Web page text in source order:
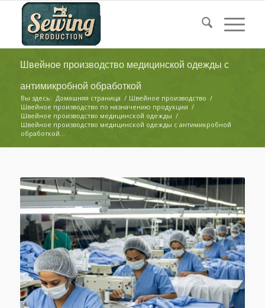
Швейное производство медицинской одежды с
антимикробной обработкой
Вы здесь: Домашняя страница / Швейное производство /
Швейное производство по назначению продукции /
Швейное производство медицинской одежды /
Швейное производство медицинской одежды с антимикробной
обработкой...